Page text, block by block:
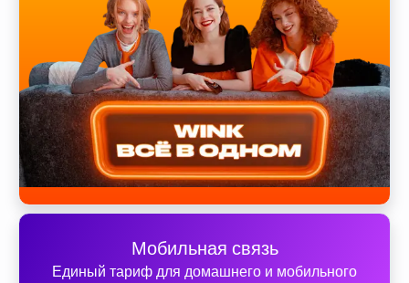
Мобильная связь
Единый тариф для домашнего и мобильного